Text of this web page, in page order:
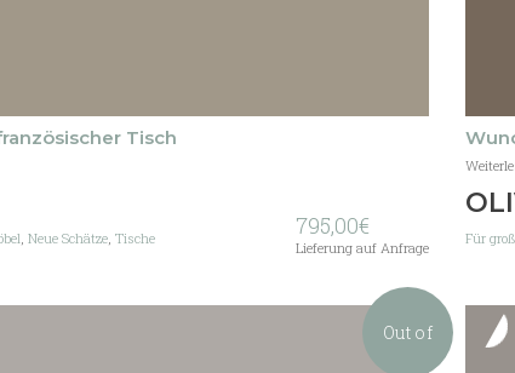
Tisch
Neue Schätze, Tische 795,00€
Lieferung auf Anfrage
Für
Out of